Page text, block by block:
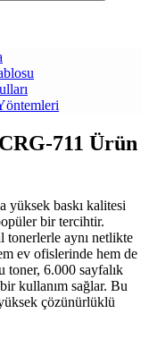
711 Ürün
yüksek baskı kalitesi
bir tercihtir.
tonerlerle aynı netlikte
ev ofislerinde hem de
toner, 6.000 sayfalık
kullanım sağlar. Bu
çözünürlüklü